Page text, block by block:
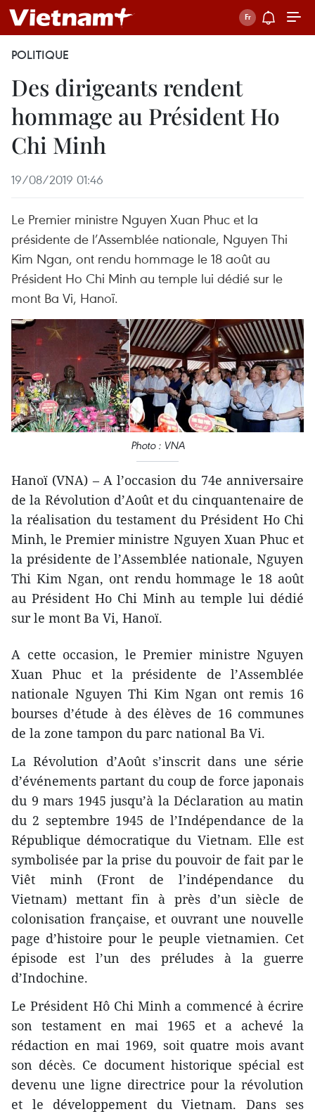
POLITIQUE
Des dirigeants rendent
hommage au Président Ho
Chi Minh
19/08/2019 01:46
Le Premier ministre Nguyen Xuan Phuc et la
présidente de l’Assemblée nationale, Nguyen Thi
Kim Ngan, ont rendu hommage le 18 août au
Président Ho Chi Minh au temple lui dédié sur le
mont Ba Vi, Hanoï.
Photo : VNA
Hanoï (VNA) – A l’occasion du 74e anniversaire
de la Révolution d’Août et du cinquantenaire de
la réalisation du testament du Président Ho Chi
Minh, le Premier ministre Nguyen Xuan Phuc et
la présidente de l’Assemblée nationale, Nguyen
Thi Kim Ngan, ont rendu hommage le 18 août
au Président Ho Chi Minh au temple lui dédié
sur le mont Ba Vi, Hanoï.
A cette occasion, le Premier ministre Nguyen
Xuan Phuc et la présidente de l’Assemblée
nationale Nguyen Thi Kim Ngan ont remis 16
bourses d’étude à des élèves de 16 communes
de la zone tampon du parc national Ba Vi.
La Révolution d’Août s’inscrit dans une série
d’événements partant du coup de force japonais
du 9 mars 1945 jusqu’à la Déclaration au matin
du 2 septembre 1945 de l’Indépendance de la
République démocratique du Vietnam. Elle est
symbolisée par la prise du pouvoir de fait par le
Viêt minh (Front de l’indépendance du
Vietnam) mettant fin à près d’un siècle de
colonisation française, et ouvrant une nouvelle
page d’histoire pour le peuple vietnamien. Cet
épisode est l’un des préludes à la guerre
d’Indochine.
Le Président Hô Chi Minh a commencé à écrire
son testament en mai 1965 et a achevé la
rédaction en mai 1969, soit quatre mois avant
son décès. Ce document historique spécial est
devenu une ligne directrice pour la révolution
et le développement du Vietnam. Dans ses